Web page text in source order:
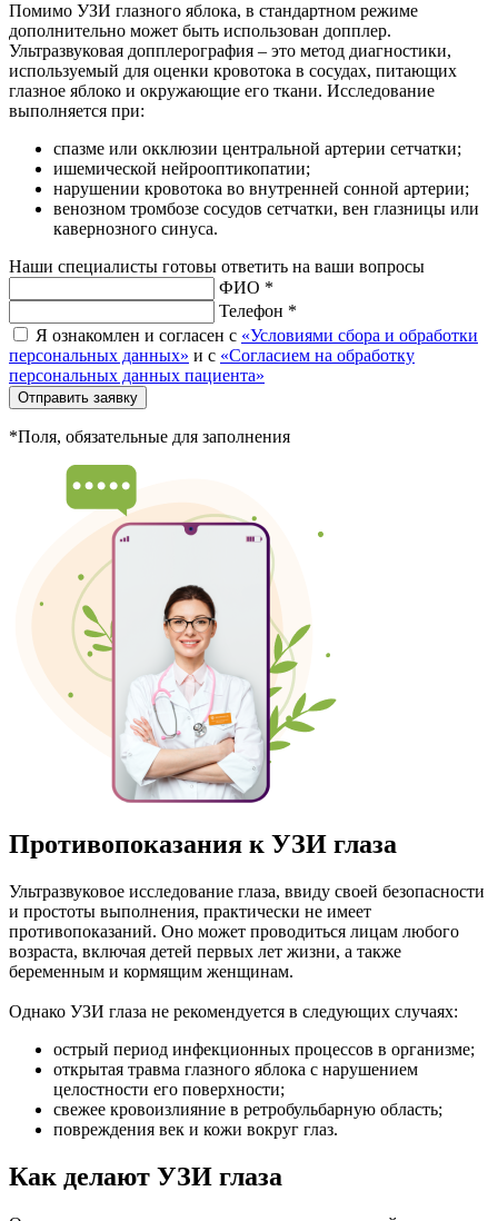
Помимо УЗИ глазного яблока, в стандартном режиме
дополнительно может быть использован допплер.
Ультразвуковая допплерография – это метод диагностики,
используемый для оценки кровотока в сосудах, питающих
глазное яблоко и окружающие его ткани. Исследование
выполняется при:
спазме или окклюзии центральной артерии сетчатки;
ишемической нейрооптикопатии;
нарушении кровотока во внутренней сонной артерии;
венозном тромбозе сосудов сетчатки, вен глазницы или
кавернозного синуса.
Наши специалисты готовы ответить на ваши вопросы
ФИО *
Телефон *
Я ознакомлен и согласен с «Условиями сбора и обработки
персональных данных» и с «Согласием на обработку
персональных данных пациента»
Отправить заявку
*Поля, обязательные для заполнения
Противопоказания к УЗИ глаза
Ультразвуковое исследование глаза, ввиду своей безопасности
и простоты выполнения, практически не имеет
противопоказаний. Оно может проводиться лицам любого
возраста, включая детей первых лет жизни, а также
беременным и кормящим женщинам.
Однако УЗИ глаза не рекомендуется в следующих случаях:
острый период инфекционных процессов в организме;
открытая травма глазного яблока с нарушением
целостности его поверхности;
свежее кровоизлияние в ретробульбарную область;
повреждения век и кожи вокруг глаз.
Как делают УЗИ глаза